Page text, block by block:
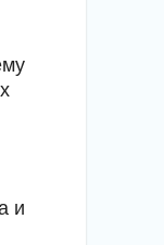
и